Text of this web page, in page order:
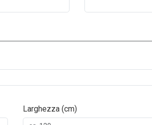
Larghezza (cm)